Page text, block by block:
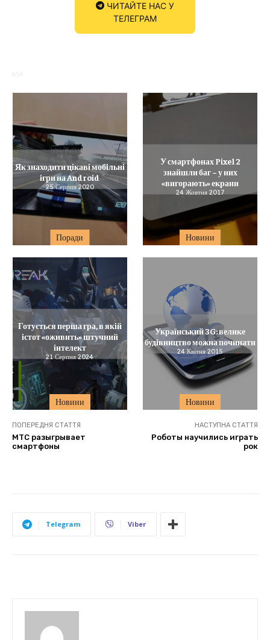
ЧИТАЙТЕ НАС У
ТЕЛЕГРАМ
Поради
Як знаходити цікаві мобільні
ігри на Android
25 Серпня 2020
Новини
У смартфонах Pixel 2
знайшли баг – у них
«вигорають» екрани
24 Жовтня 2017
Новини
Готується перша гра, в якій
істот «оживить» штучний
інтелект
21 Серпня 2024
Новини
Український 3G: велике
будівництво можна починати
24 Квітня 2015
ПОПЕРЕДНЯ СТАТТЯ
МТС разыгрывает
смартфоны
НАСТУПНА СТАТТЯ
Роботы научились играть
рок
Telegram Viber